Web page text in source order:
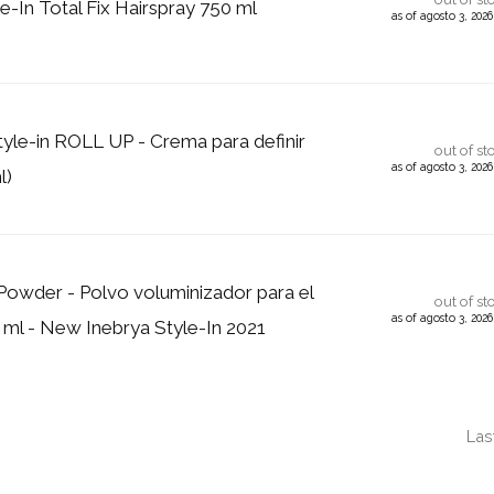
In Total Fix Hairspray 750 ml as of agosto 3,
in ROLL UP - Crema para definir
out of
as of agosto 3,
- Polvo voluminizador para el
- New Inebrya Style-In 2021
out of
as of agosto 3,